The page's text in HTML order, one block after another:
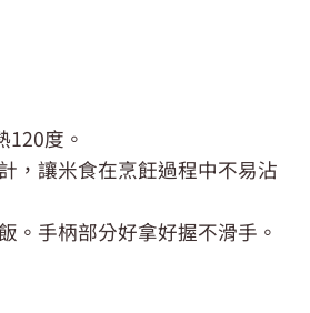
度。
，讓米食在烹飪過程中不易沾
。手柄部分好拿好握不滑手。
熱200度 數量